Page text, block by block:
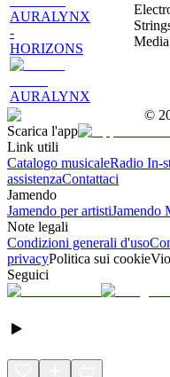
AURALYNX
-
HORIZONS
AURALYNX
©
Scarica l'app
Link utili
Catalogo musicaleRadio In-
assistenzaContattaci
Jamendo
Jamendo per artistiJamendo
Note legali
Condizioni generali d'uso
privacyPolitica sui cookie
Seguici